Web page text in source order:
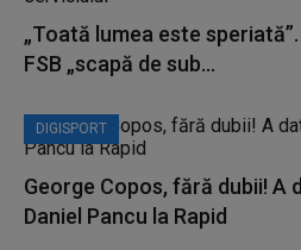
„Toată lumea este
FSB „scapă de sub...
DIGISPORT
George Copos, fără dubii! A
Daniel Pancu la Rapid